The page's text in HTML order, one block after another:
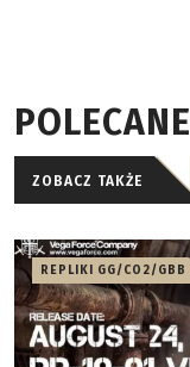
POLECANE
ZOBACZ TAKŻE
REPLIKI GG/CO2/GBB